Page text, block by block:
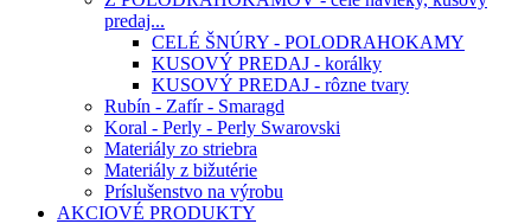
predaj...
CELÉ ŠNÚRY - POLODRAHOKAMY
KUSOVÝ PREDAJ - korálky
KUSOVÝ PREDAJ - rôzne tvary
Rubín - Zafír - Smaragd
Koral - Perly - Perly Swarovski
Materiály zo striebra
Materiály z bižutérie
Príslušenstvo na výrobu
AKCIOVÉ PRODUKTY